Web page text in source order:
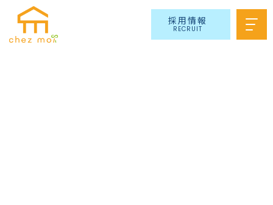
採用情報
RECRUIT